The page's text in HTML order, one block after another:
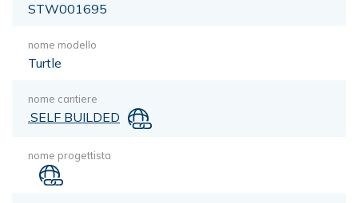
STW001695
nome modello
Turtle
nome cantiere
.SELF BUILDED
nome progettista